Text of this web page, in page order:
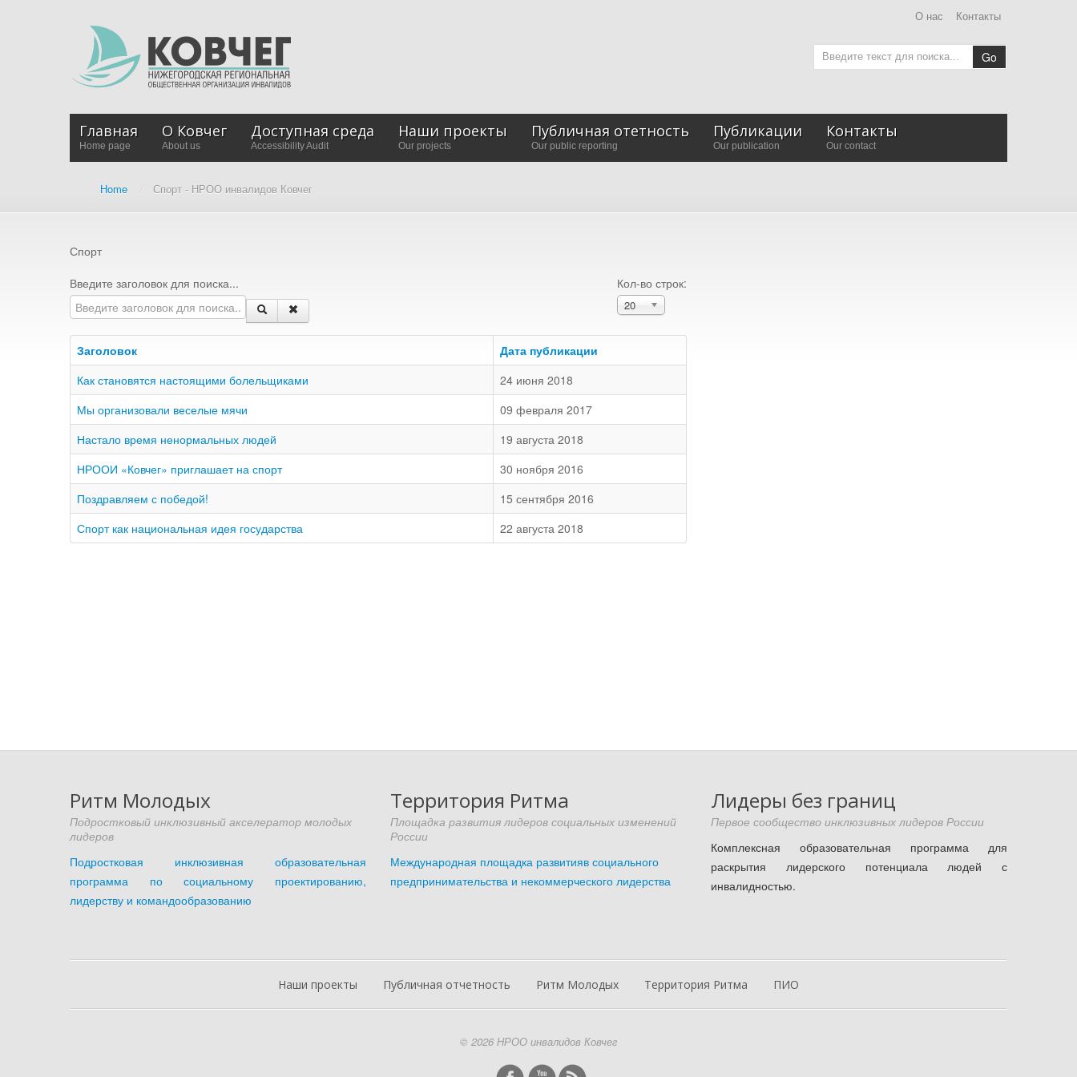
О нас Контакты
Go
Главная
Home page
О Ковчег
About us
Доступная среда
Accessibility Audit
Наши проекты
Our projects
Публичная отетность
Our public reporting
Публикации
Our publication
Контакты
Our contact
Home Спорт - НРОО инвалидов Ковчег
Спорт
Введите заголовок для поиска...
Кол-во строк:
20
Заголовок
Дата публикации
Как становятся настоящими болельщиками
24 июня 2018
Мы организовали веселые мячи
09 февраля 2017
Настало время ненормальных людей
19 августа 2018
НРООИ «Ковчег» приглашает на спорт
30 ноября 2016
Поздравляем с победой!
15 сентября 2016
Спорт как национальная идея государства
22 августа 2018
Ритм Молодых
Подростковый инклюзивный акселератор молодых
лидеров
Подростковая инклюзивная образовательная
программа по социальному проектированию,
лидерству и командообразованию
Территория Ритма
Площадка развития лидеров социальных изменений
России
Международная площадка развитияв социального
предпринимательства и некоммерческого лидерства
Лидеры без границ
Первое сообщество инклюзивных лидеров России
Комплексная образовательная программа для
раскрытия лидерского потенциала людей с
инвалидностью.
Наши проекты Публичная отчетность Ритм Молодых Территория Ритма ПИО
© 2026 НРОО инвалидов Ковчег